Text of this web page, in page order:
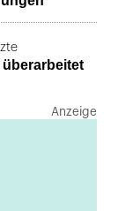
überarbeitet